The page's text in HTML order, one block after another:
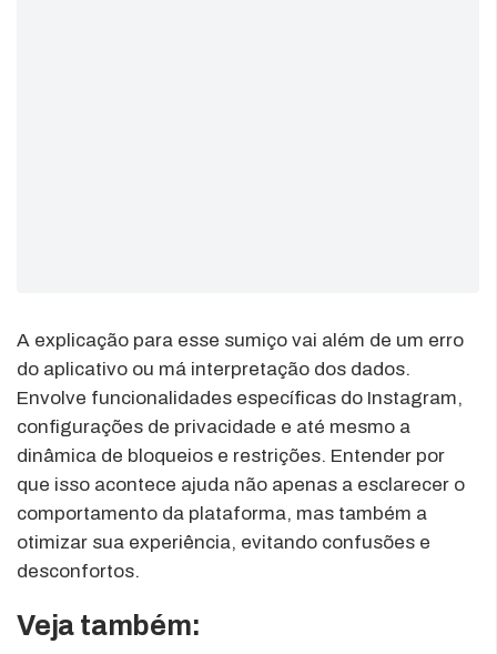
A explicação para esse sumiço vai além de um erro
do aplicativo ou má interpretação dos dados.
Envolve funcionalidades específicas do Instagram,
configurações de privacidade e até mesmo a
dinâmica de bloqueios e restrições. Entender por
que isso acontece ajuda não apenas a esclarecer o
comportamento da plataforma, mas também a
otimizar sua experiência, evitando confusões e
desconfortos.
Veja também: